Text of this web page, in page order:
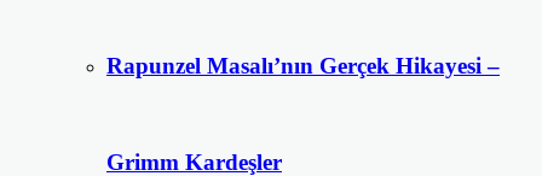
Rapunzel Masalı’nın Gerçek Hikayesi –
Grimm Kardeşler